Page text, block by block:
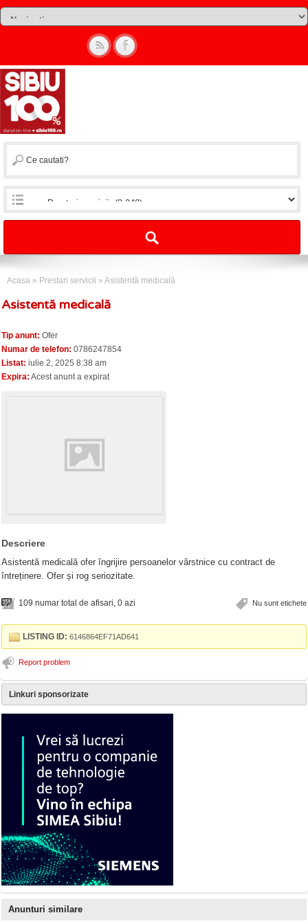
Acasa » Prestari servicii » Asistentă medicală
Asistentă medicală
Tip anunt: Ofer
Numar de telefon: 0786247854
Listat: iulie 2, 2025 8:38 am
Expira: Acest anunt a expirat
Descriere
Asistentă medicală ofer îngrijire persoanelor vârstnice cu contract de
întreținere. Ofer și rog seriozitate.
Nu sunt etichete
109 numar total de afisari, 0 azi
LISTING ID: 6146864EF71AD641
Report problem
Linkuri sponsorizate
Anunturi similare